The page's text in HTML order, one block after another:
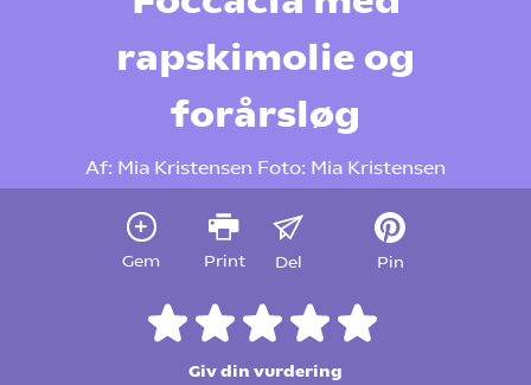
rapskimolie og
forårsløg
Af: Mia Kristensen Foto: Mia Kristensen
Gem Print Del Pin
Giv din vurdering